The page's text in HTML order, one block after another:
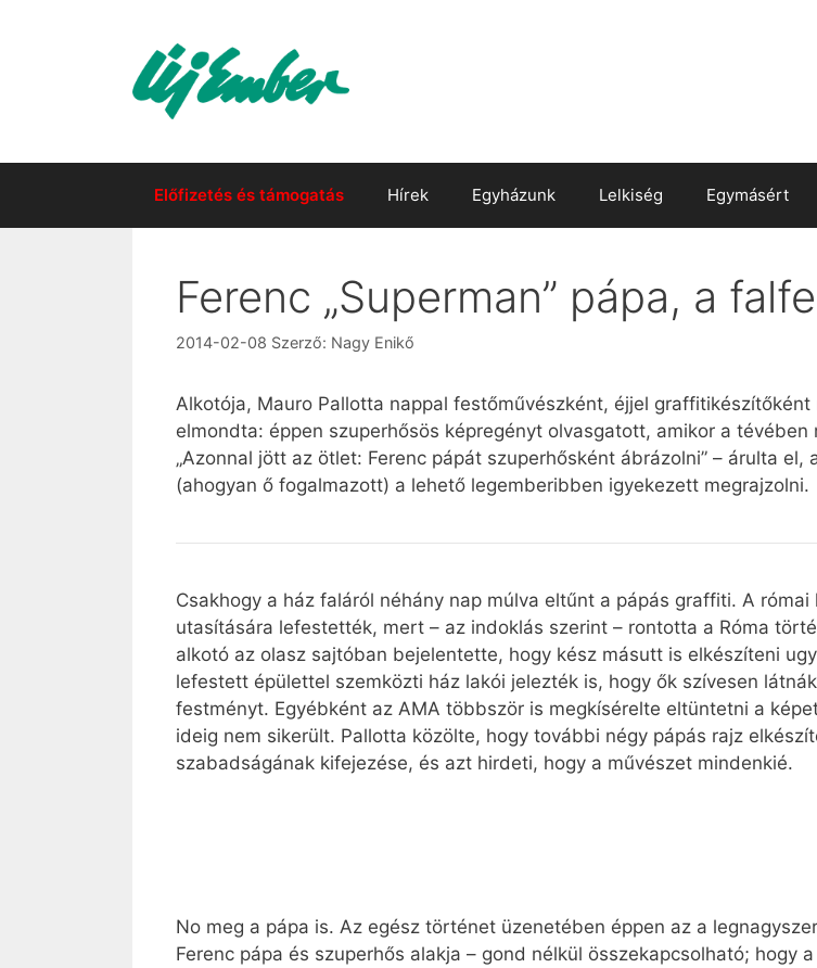
Előfizetés és támogatás Hírek Egyházunk Lelkiség Egymásért
Ferenc „Superman” pápa, a
2014-02-08 Szerző: Nagy Enikő
Alkotója, Mauro Pallotta nappal festőművészként, éjjel
elmondta: éppen szuperhősös képregényt olvasgatott, amikor a
„Azonnal jött az ötlet: Ferenc pápát szuperhősként ábrázolni” – árulta el,
(ahogyan ő fogalmazott) a lehető legemberibben igyekezett megrajzolni.
Csakhogy a ház faláról néhány nap múlva eltűnt a pápás graffiti. A
utasítására lefestették, mert – az indoklás szerint – rontotta a Róma
alkotó az olasz sajtóban bejelentette, hogy kész másutt is elkészíteni
lefestett épülettel szemközti ház lakói jelezték is, hogy ők szívesen
festményt. Egyébként az AMA többször is megkísérelte eltüntetni a
ideig nem sikerült. Pallotta közölte, hogy további négy pápás rajz
szabadságának kifejezése, és azt hirdeti, hogy a művészet mindenkié.
No meg a pápa is. Az egész történet üzenetében éppen az a
Ferenc pápa és szuperhős alakja – gond nélkül összekapcsolható;